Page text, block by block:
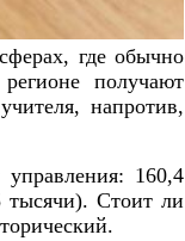
где обычно
получают
напротив,
160,4
Стоит ли